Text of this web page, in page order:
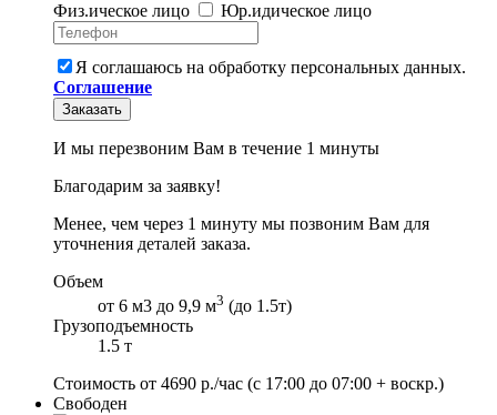
Физ.ическое лицо Юр.идическое лицо
Я соглашаюсь на обработку персональных данных.
Соглашение
Заказать
И мы перезвоним Вам в течение 1 минуты
Благодарим за заявку!
Менее, чем через 1 минуту мы позвоним Вам для
уточнения деталей заказа.
Объем
от 6 м3 до 9,9 м3 (до 1.5т)
Грузоподъемность
1.5 т
Стоимость от 4690 р./час (с 17:00 до 07:00 + воскр.)
Свободен